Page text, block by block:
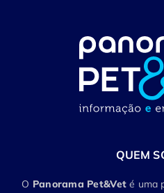
QUEM
O Panorama Pet&Vet é uma